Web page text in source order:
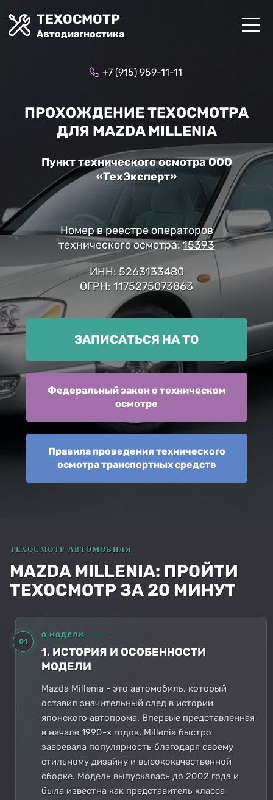
ТЕХОСМОТР
Автодиагностика
+7 (915) 959-11-11
ПРОХОЖДЕНИЕ ТЕХОСМОТРА
ДЛЯ MAZDA MILLENIA
Пункт технического осмотра ООО
«ТехЭксперт»
Номер в реестре операторов
технического осмотра:15393
ИНН: 5263133480
ОГРН: 1175275073863
ЗАПИСАТЬСЯ НА ТО
Федеральный закон о техническом
осмотре
Правила проведения технического
осмотра транспортных средств
MAZDA MILLENIA: ПРОЙТИ
ТЕХОСМОТР ЗА 20 МИНУТ
01
О МОДЕЛИ
1. ИСТОРИЯ И ОСОБЕННОСТИ
МОДЕЛИ
Mazda Millenia - это автомобиль, который
оставил значительный след в истории
японского автопрома. Впервые представленная
в начале 1990-х годов, Millenia быстро
завоевала популярность благодаря своему
стильному дизайну и высококачественной
сборке. Модель выпускалась до 2002 года и
была известна как представитель класса